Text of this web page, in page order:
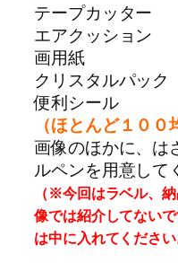
テープカッター
エアクッション
画用紙
クリスタルパック
便利シール
（ほとんど１００
画像のほかに、は
ルペンを用意して
（※今回はラベル、
像では紹介してない
は中に入れてください